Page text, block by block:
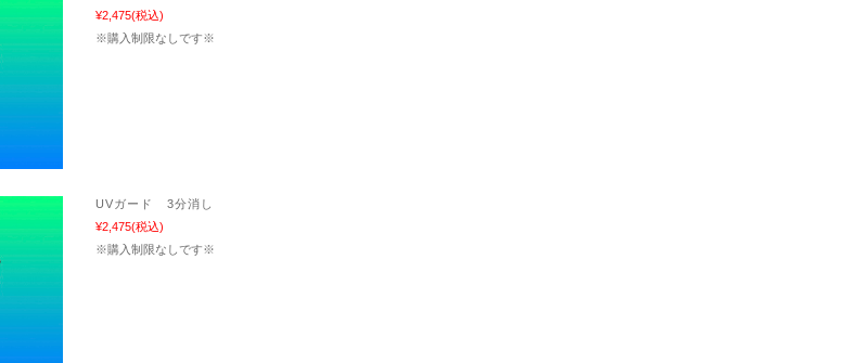
¥2,475(税込)
※購入制限なしです※
UVガード 3分消し
¥2,475(税込)
※購入制限なしです※